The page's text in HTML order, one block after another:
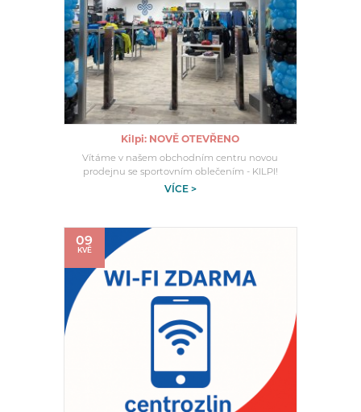
Kilpi: NOVĚ OTEVŘENO
Vítáme v našem obchodním centru novou
prodejnu se sportovním oblečením - KILPI!
VÍCE >
09
KVĚ